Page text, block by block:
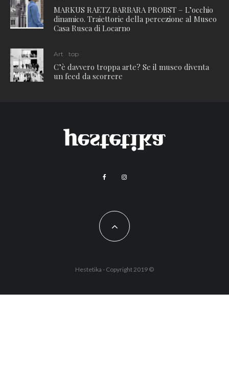
MARKUS RAETZ BARBARA PROBST – L’occhio
dinamico. Traiettorie della percezione al Museo
Casa Rusca di Locarno
Art top
C’è davvero troppa arte? Se il museo diventa
un feed da scorrere
Hestetika - Copyright 2019 ©